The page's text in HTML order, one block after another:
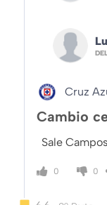
Cruz
Cambio
Sale
0 0